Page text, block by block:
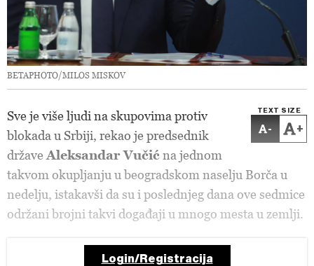
BETAPHOTO/MILOS MISKOV
TEXT SIZE
- +
Sve je više ljudi na skupovima protiv
blokada u Srbiji, rekao je predsednik
države Aleksandar Vučićna jednom
takvom okupljanju u beogradskom naselju Borča u
nedelju, istakavši da su i poslednjeg dana ove sedmice
održani brojni takvi događaji u mnogo mesta u zemlji.
Login/Registracija